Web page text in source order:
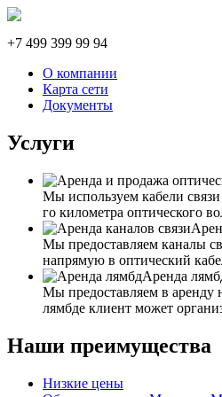
+7 499 399 99 94
О компании
Карта сети
Документы
Услуги
Мы используем кабели
го километра оптического
Мы предоставляем каналы
напрямую в оптический
Аренда
Мы предоставляем в аренду
лямбде клиент может
Наши преимущества
Низкие цены